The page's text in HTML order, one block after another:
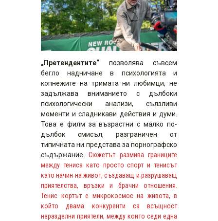
„Претендентите“ позволява съвсем
бегло надничане в психологията и
копнежите на тримата ни любимци, не
задължава вниманието с дълбоки
психологически анализи, сълзливи
моменти и сладникави действия и думи.
Това е филм за възрастни с малко по-
дълбок смисъл, разграничен от
типичната ни представа за порнографско
съдържание.Сюжетът размива границите
между тениса като просто спорт и тенисът
като начин на живот, създаващ и разрушаващ
приятелства, връзки и брачни отношения.
Тенис кортът е микрокосмос на живота, в
който двама конкуренти са всъщност
неразделни приятели, между които седи една